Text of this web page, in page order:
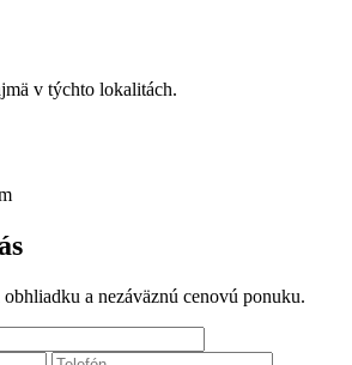
v týchto lokalitách.
a nezáväznú cenovú ponuku.